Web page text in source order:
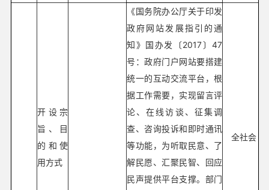
开设宗
旨、目
的和使
用方式
《国务院办公厅关于印发
政府网站发展指引的通
知》国办发〔2017〕47
号：政府门户网站要搭建
统一的互动交流平台，根
据工作需要，实现留言评
论、在线访谈、征集调
查、咨询投诉和即时通讯
等功能，为听取民意、了
解民愿、汇聚民智、回应
民声提供平台支撑。部门
全社会